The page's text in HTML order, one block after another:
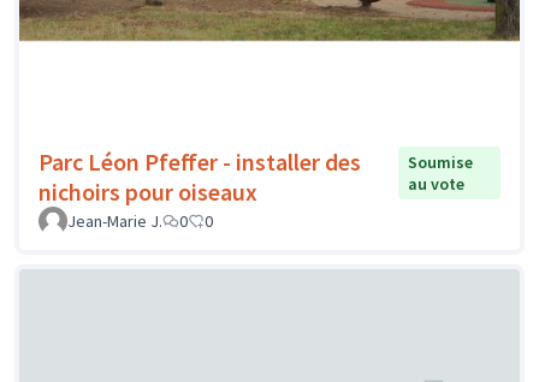
Parc Léon Pfeffer - installer des
nichoirs pour oiseaux
Soumise
au vote
Jean-Marie J.
0 0